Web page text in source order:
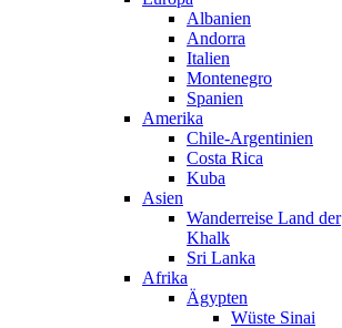
Albanien
Andorra
Italien
Montenegro
Spanien
Amerika
Chile-Argentinien
Costa Rica
Kuba
Asien
Wanderreise Land der
Khalk
Sri Lanka
Afrika
Ägypten
Wüste Sinai